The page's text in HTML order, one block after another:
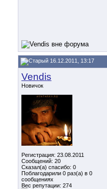
16.12.2011, 13:17
Vendis
Новичок
Регистрация: 23.08.2011
Сообщений: 20
Сказал(а) спасибо: 0
Поблагодарили 0 раз(а) в 0
сообщениях
Вес репутации: 274